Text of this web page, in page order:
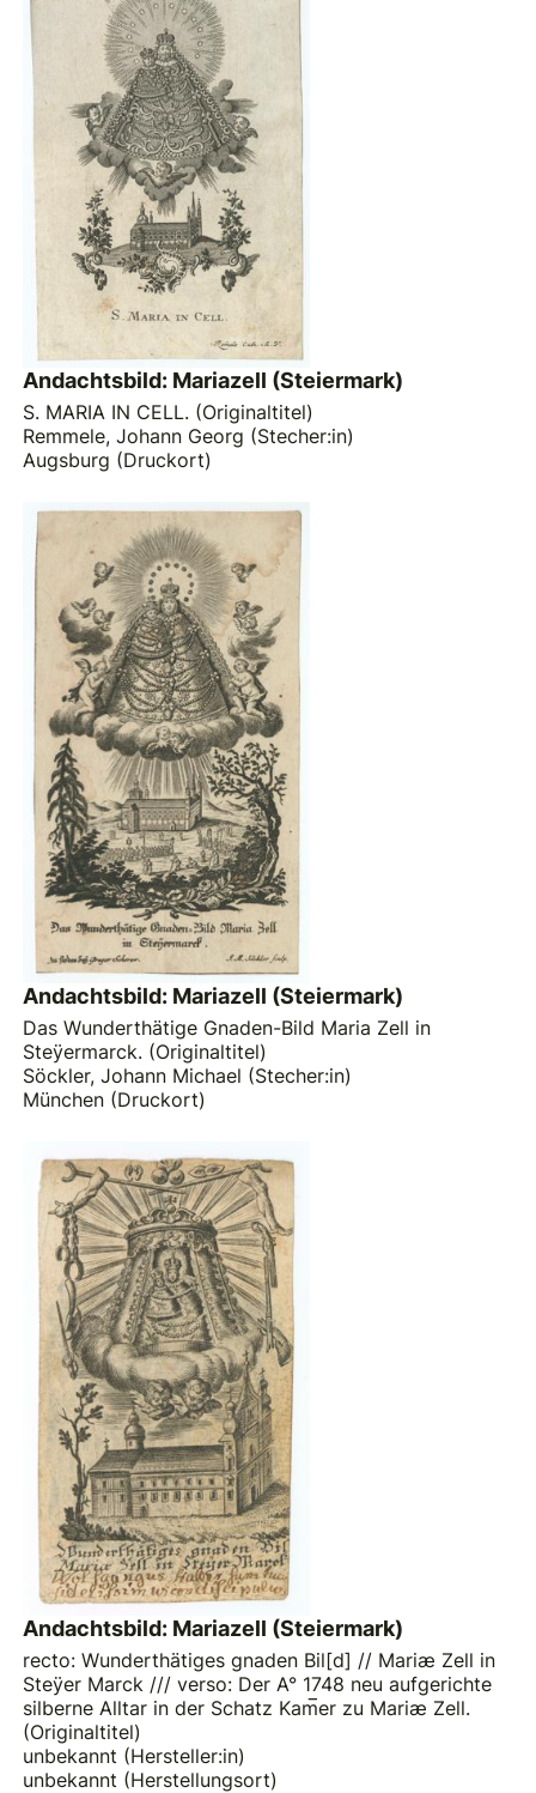
Andachtsbild: Mariazell (Steiermark)
S. MARIA IN CELL. (Originaltitel)
Remmele, Johann Georg (Stecher:in)
Augsburg (Druckort)
Andachtsbild: Mariazell (Steiermark)
Das Wunderthätige Gnaden-Bild Maria Zell in
Steÿermarck. (Originaltitel)
Söckler, Johann Michael (Stecher:in)
München (Druckort)
Andachtsbild: Mariazell (Steiermark)
recto: Wunderthätiges gnaden Bil[d] // Mariæ Zell in
Steÿer Marck /// verso: Der A° 1748 neu aufgerichte
silberne Alltar in der Schatz Kam̅er zu Mariæ Zell.
(Originaltitel)
unbekannt (Hersteller:in)
unbekannt (Herstellungsort)